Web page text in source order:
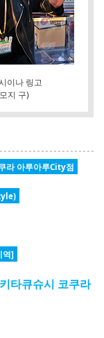
이나 링고
지 구)
라 아루아루City점
역]
타큐슈시 코쿠라